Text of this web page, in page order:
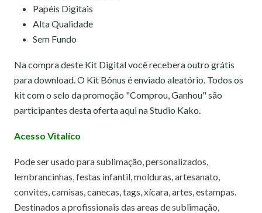
Papéis Digitais
Alta Qualidade
Sem Fundo
Na compra deste Kit Digital você recebera outro grátis
para download. O Kit Bônus é enviado aleatório. Todos os
kit com o selo da promoção "Comprou, Ganhou" são
participantes desta oferta aqui na Studio Kako.
Acesso Vitalíco
Pode ser usado para sublimação, personalizados,
lembrancinhas, festas infantil, molduras, artesanato,
convites, camisas, canecas, tags, xícara, artes, estampas.
Destinados a profissionais das areas de sublimação,